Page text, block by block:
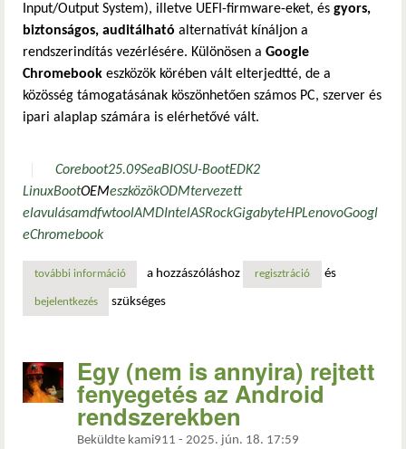
Input/Output System), illetve UEFI-firmware-eket, és gyors,
biztonságos, auditálható alternatívát kínáljon a
rendszerindítás vezérlésére. Különösen a Google
Chromebook eszközök körében vált elterjedtté, de a
közösség támogatásának köszönhetően számos PC, szerver és
ipari alaplap számára is elérhetővé vált.
Coreboot25.09SeaBIOSU-BootEDK2
LinuxBootOEMeszközökODMtervezett
elavulásamdfwtoolAMDIntelASRockGigabyteHPLenovoGoogl
eChromebook
további információmegjelent a coreboot 25.09 – új alaplapok, gyorsabb
a hozzászóláshoz regisztráció és
bejelentkezés szükséges
Egy (nem is annyira) rejtett
fenyegetés az Android
rendszerekben
Beküldte kami911 - 2025. jún. 18. 17:59